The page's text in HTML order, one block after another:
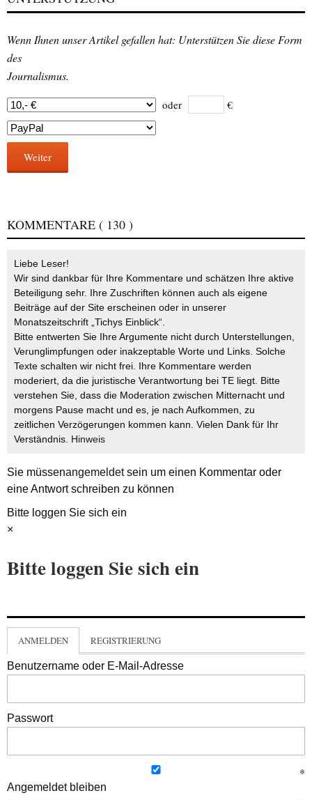
Wenn Ihnen unser Artikel gefallen hat: Unterstützen Sie diese Form
des
Journalismus.
oder €
Weiter
KOMMENTARE ( 130 )
Liebe Leser!
Wir sind dankbar für Ihre Kommentare und schätzen Ihre aktive
Beteiligung sehr. Ihre Zuschriften können auch als eigene
Beiträge auf der Site erscheinen oder in unserer
Monatszeitschrift „Tichys Einblick“.
Bitte entwerten Sie Ihre Argumente nicht durch Unterstellungen,
Verunglimpfungen oder inakzeptable Worte und Links. Solche
Texte schalten wir nicht frei. Ihre Kommentare werden
moderiert, da die juristische Verantwortung bei TE liegt. Bitte
verstehen Sie, dass die Moderation zwischen Mitternacht und
morgens Pause macht und es, je nach Aufkommen, zu
zeitlichen Verzögerungen kommen kann. Vielen Dank für Ihr
Verständnis. Hinweis
Sie müssenangemeldetsein um einen Kommentar oder
eine Antwort schreiben zu können
Bitte loggen Sie sich ein
×
Bitte loggen Sie sich ein
ANMELDEN REGISTRIERUNG
Benutzername oder E-Mail-Adresse
Passwort
Angemeldet bleiben